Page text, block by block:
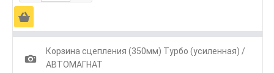
Ä
1
Корзина сцепления (350мм) Турбо (усиленная) /
АВТОМАГНАТ